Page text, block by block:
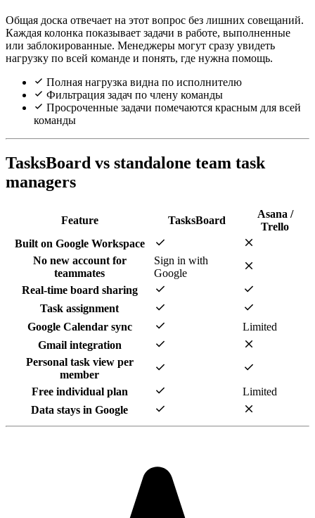
Общая доска отвечает на этот вопрос без лишних совещаний.
Каждая колонка показывает задачи в работе, выполненные
или заблокированные. Менеджеры могут сразу увидеть
нагрузку по всей команде и понять, где нужна помощь.
Полная нагрузка видна по исполнителю
Фильтрация задач по члену команды
Просроченные задачи помечаются красным для всей
команды
TasksBoard vs standalone team task
managers
Feature TasksBoard
Asana /
Trello
Built on Google Workspace
check close
No new account for
teammates
Sign in with
Google
close
Real-time board sharing check check
Task assignment check check
Google Calendar sync check
Limited
Gmail integration
check close
Personal task view per
member
check check
Free individual plan check
Limited
Data stays in Google
check close